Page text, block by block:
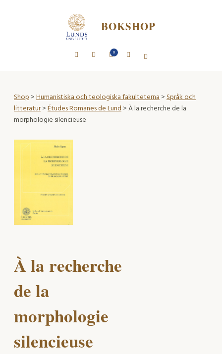
BOKSHOP
0
Shop>Humanistiska och teologiska fakulteterna>Språk och
litteratur>Études Romanes de Lund> À la recherche de la
morphologie silencieuse
À la recherche
de la
morphologie
silencieuse